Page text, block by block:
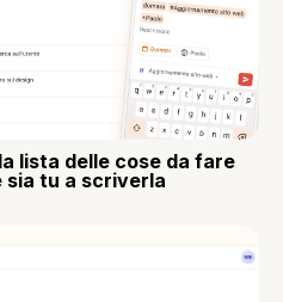
lista delle cose da fare
tu a scriverla